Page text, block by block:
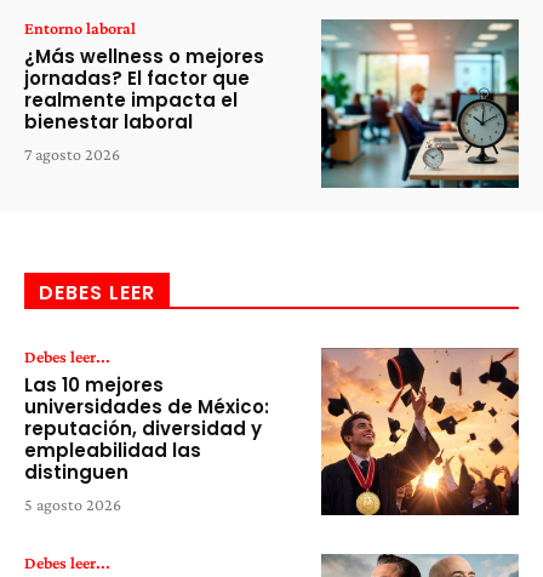
Entorno laboral
¿Más wellness o mejores
jornadas? El factor que
realmente impacta el
bienestar laboral
7 agosto 2026
DEBES LEER
Debes leer...
Las 10 mejores
universidades de México:
reputación, diversidad y
empleabilidad las
distinguen
5 agosto 2026
Debes leer...